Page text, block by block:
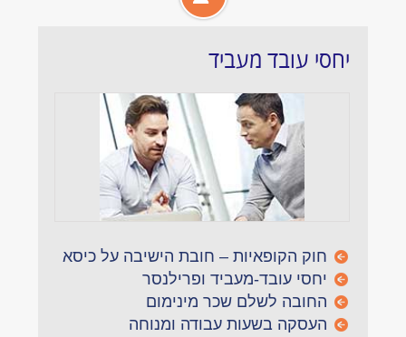
יחסי עובד מעביד
חוק הקופאיות – חובת הישיבה על כיסא
יחסי עובד-מעביד ופרילנסר
החובה לשלם שכר מינימום
העסקה בשעות עבודה ומנוחה